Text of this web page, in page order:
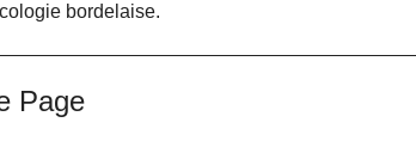
bordelaise.
Page